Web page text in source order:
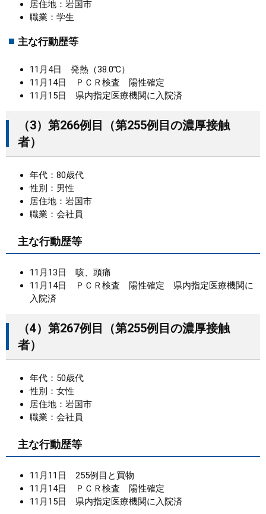
居住地：岩国市
職業：学生
主な行動歴等
11月4日 発熱（38.0℃）
11月14日 ＰＣＲ検査 陽性確定
11月15日 県内指定医療機関に入院済
（3）第266例目（第255例目の濃厚接触
者）
年代：80歳代
性別：男性
居住地：岩国市
職業：会社員
主な行動歴等
11月13日 咳、頭痛
11月14日 ＰＣＲ検査 陽性確定 県内指定医療機関に
入院済
（4）第267例目（第255例目の濃厚接触
者）
年代：50歳代
性別：女性
居住地：岩国市
職業：会社員
主な行動歴等
11月11日 255例目と買物
11月14日 ＰＣＲ検査 陽性確定
11月15日 県内指定医療機関に入院済